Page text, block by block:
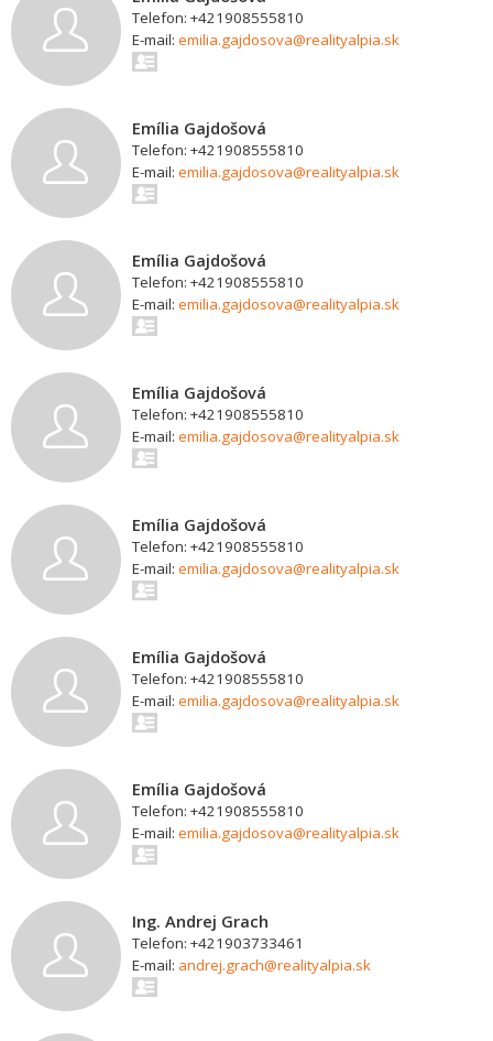
Telefon: +421908555810
E-mail: emilia.gajdosova@realityalpia.sk
Emília Gajdošová
Telefon: +421908555810
E-mail: emilia.gajdosova@realityalpia.sk
Emília Gajdošová
Telefon: +421908555810
E-mail: emilia.gajdosova@realityalpia.sk
Emília Gajdošová
Telefon: +421908555810
E-mail: emilia.gajdosova@realityalpia.sk
Emília Gajdošová
Telefon: +421908555810
E-mail: emilia.gajdosova@realityalpia.sk
Emília Gajdošová
Telefon: +421908555810
E-mail: emilia.gajdosova@realityalpia.sk
Emília Gajdošová
Telefon: +421908555810
E-mail: emilia.gajdosova@realityalpia.sk
Ing. Andrej Grach
Telefon: +421903733461
E-mail: andrej.grach@realityalpia.sk